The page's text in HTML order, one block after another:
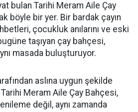
bulan Tarihi Meram Aile Çay
böyle bir yer. Bir bardak çayın
çocukluk anılarını ve eski
taşıyan çay bahçesi,
masada buluşturuyor.
aslına uygun şekilde
Meram Aile Çay Bahçesi,
değil, aynı zamanda